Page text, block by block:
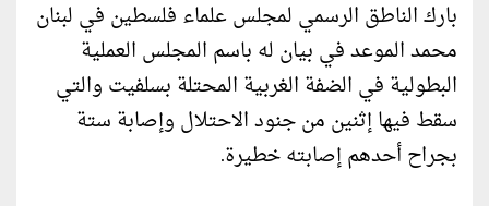
بارك الناطق الرسمي لمجلس علماء فلسطين في لبنان
محمد الموعد في بيان له باسم المجلس العملية
البطولية في الضفة الغربية المحتلة بسلفيت والتي
سقط فيها إثنين من جنود الاحتلال وإصابة ستة
بجراح أحدهم إصابته خطيرة.